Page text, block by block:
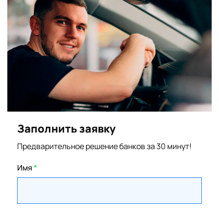
Заполнить заявку
Предварительное решение банков за 30 минут!
Имя*